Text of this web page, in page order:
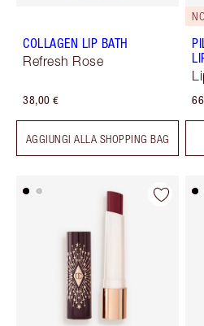
COLLAGEN LIP BATH
Refresh Rose
38,00 €
AGGIUNGI ALLA SHOPPING BAG